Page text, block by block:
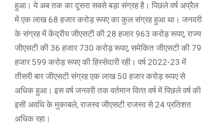
हुआ। ये अब तक का दूसरा सबसे बड़ा संग्रह है। पिछले वर्ष अप्रैल
में एक लाख 68 हजार करोड़ रूपए का कुल संग्रह हुआ था। जनवरी
के संग्रह में केंद्रीय जीएसटी की 28 हजार 963 करोड़ रूपए, राज्‍य
जीएसटी की 36 हजार 730 करोड़ रूपए, समेकित जीएसटी की 79
हजार 599 करोड़ रूपए की हिस्‍सेदारी रही। वर्ष 2022-23 में
तीसरी बार जीएसटी संग्रह एक लाख 50 हजार करोड़ रूपए से
अधिक हुआ। इस वर्ष जनवरी तक वर्तमान वित्‍त वर्ष में पिछले वर्ष की
इसी अवधि के मुकाबले, राजस्‍व जीएसटी राजस्‍व से 24 प्रतिशत
अधिक रहा।